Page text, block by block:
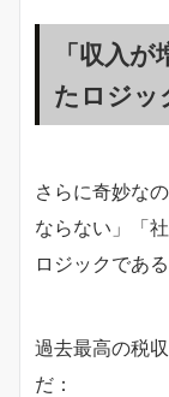
「収入
たロジッ
さらに奇妙な
ならない」「
ロジックである
過去最高の税
だ：